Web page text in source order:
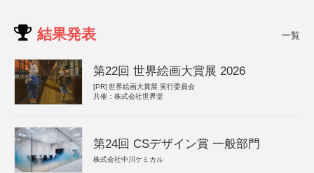
結果発表 一覧
第22回 世界絵画大賞展 2026
[PR] 世界絵画大賞展 実行委員会
共催：株式会社世界堂
第24回 CSデザイン賞 一般部門
株式会社中川ケミカル